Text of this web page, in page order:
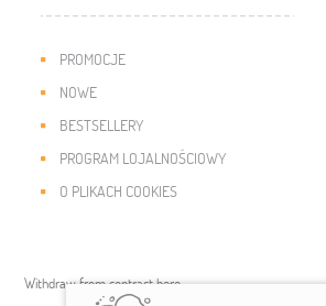
PROMOCJE
NOWE
BESTSELLERY
PROGRAM LOJALNOŚCIOWY
O PLIKACH COOKIES
Withdraw from contract here